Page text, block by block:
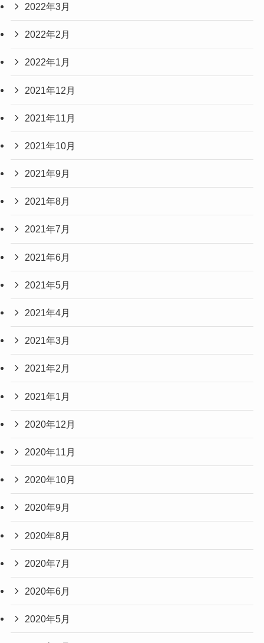
2022年3月
2022年2月
2022年1月
2021年12月
2021年11月
2021年10月
2021年9月
2021年8月
2021年7月
2021年6月
2021年5月
2021年4月
2021年3月
2021年2月
2021年1月
2020年12月
2020年11月
2020年10月
2020年9月
2020年8月
2020年7月
2020年6月
2020年5月